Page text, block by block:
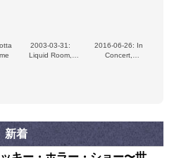
2003-03-31:
Liquid Room,
2016-06-26: In
Concert,
新着